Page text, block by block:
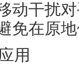
动干扰
免在原
用